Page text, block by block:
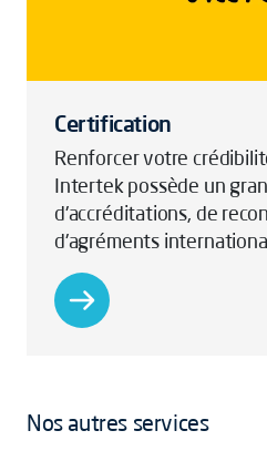
Certification
Renforcer votre
Intertek possède un
d'accréditations, de
d'agréments
Nos autres services